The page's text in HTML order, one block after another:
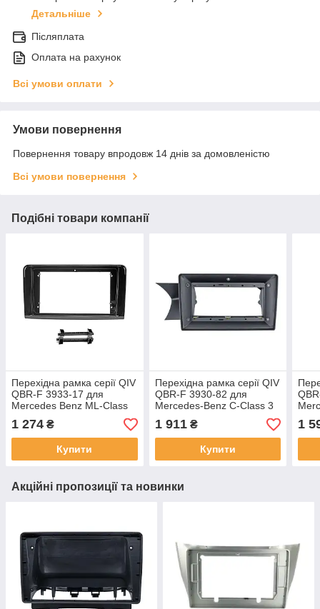
Детальніше
Післяплата
Оплата на рахунок
Всі умови оплати
Умови повернення
Повернення товару впродовж 14 днів за домовленістю
Всі умови повернення
Подібні товари компанії
Перехідна рамка серії QIV
QBR-F 3933-17 для
Mercedes Benz ML-Class
W164 2005-2011 GL-Class
X164 2006-2012 9 дюймів
1 274 ₴
Купити
Перехідна рамка серії QIV
QBR-F 3930-82 для
Mercedes-Benz C-Class 3
W204 C204 S204 2011-
2015 9 дюймів
1 911₴
Купити
1
Акційні пропозиції та новинки